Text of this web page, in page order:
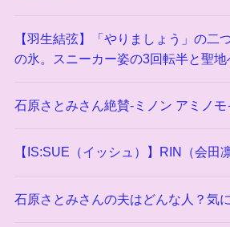
【羽生結弦】「やりましょう」の二
の氷。スニーカー姿の3回転半と聖地
石原さとみさん絶賛-ミノン アミノモ
【IS:SUE（イッシュ）】RIN（会田
石原さとみさんの夫はどんな人？気